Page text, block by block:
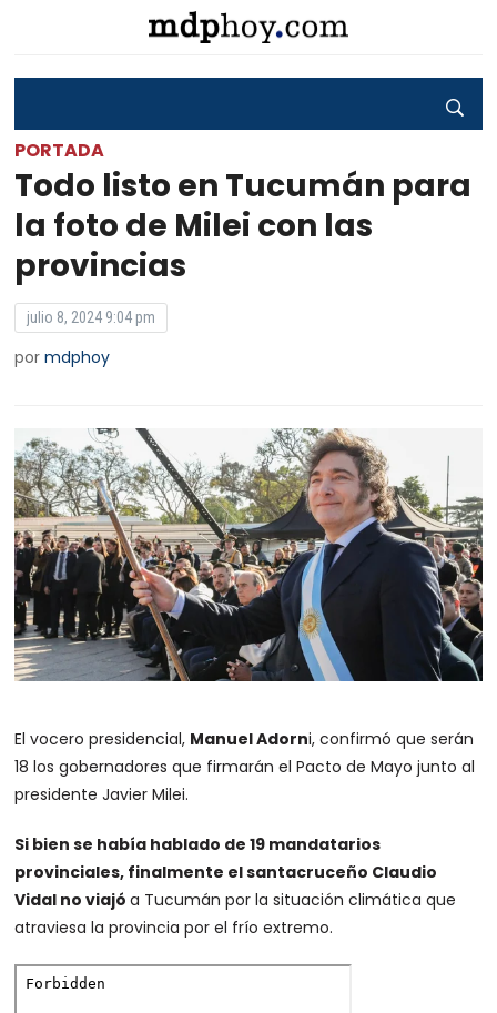
PORTADA
Todo listo en Tucumán para
la foto de Milei con las
provincias
julio 8, 2024 9:04 pm
pormdphoy
El vocero presidencial, Manuel Adorni, confirmó que serán
18 los gobernadores que firmarán el Pacto de Mayo junto al
presidente Javier Milei.
Si bien se había hablado de 19 mandatarios
provinciales, finalmente el santacruceño Claudio
Vidal no viajóa Tucumán por la situación climática que
atraviesa la provincia por el frío extremo.